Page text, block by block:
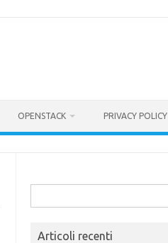
OPENSTACK PRIVACY POLICY
per:
Articoli recenti